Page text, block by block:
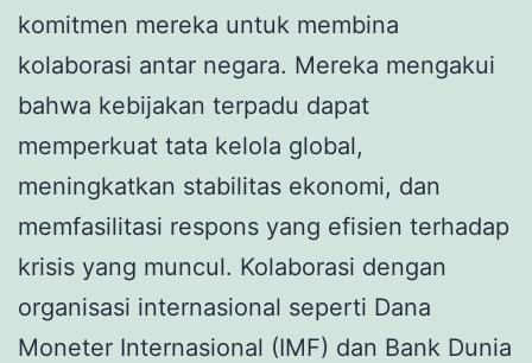
komitmen mereka untuk membina
kolaborasi antar negara. Mereka mengakui
bahwa kebijakan terpadu dapat
memperkuat tata kelola global,
meningkatkan stabilitas ekonomi, dan
memfasilitasi respons yang efisien terhadap
krisis yang muncul. Kolaborasi dengan
organisasi internasional seperti Dana
Moneter Internasional (IMF) dan Bank Dunia